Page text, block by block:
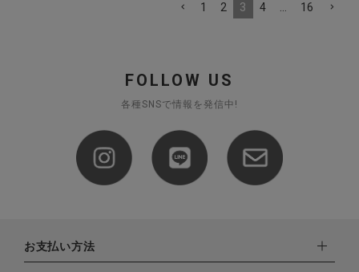
1
2 3 4 16
FOLLOW US
各種SNSで情報を発信中!
お支払い方法